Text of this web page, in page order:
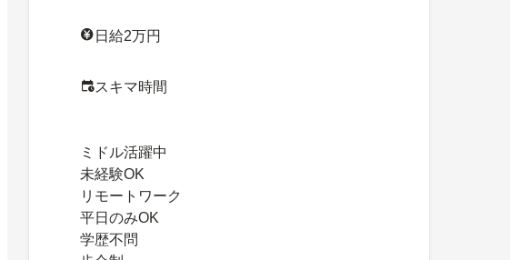
日給2万円
スキマ時間
ミドル活躍中
未経験OK
リモートワーク
平日のみOK
学歴不問